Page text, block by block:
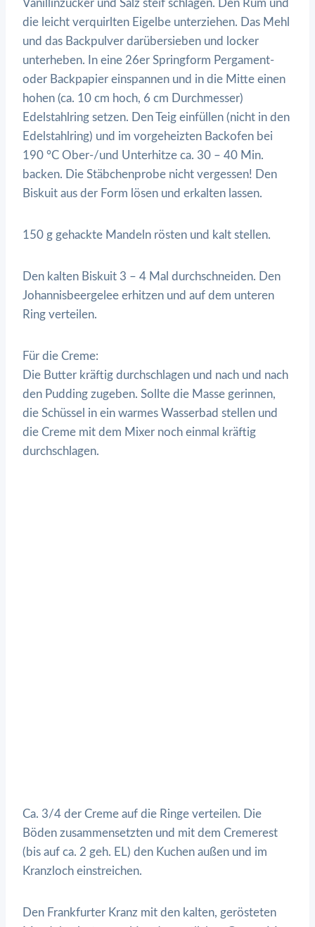
Vanillinzucker und Salz steif schlagen. Den Rum und
die leicht verquirlten Eigelbe unterziehen. Das Mehl
und das Backpulver darübersieben und locker
unterheben. In eine 26er Springform Pergament-
oder Backpapier einspannen und in die Mitte einen
hohen (ca. 10 cm hoch, 6 cm Durchmesser)
Edelstahlring setzen. Den Teig einfüllen (nicht in den
Edelstahlring) und im vorgeheizten Backofen bei
190 °C Ober-/und Unterhitze ca. 30 – 40 Min.
backen. Die Stäbchenprobe nicht vergessen! Den
Biskuit aus der Form lösen und erkalten lassen.
150 g gehackte Mandeln rösten und kalt stellen.
Den kalten Biskuit 3 – 4 Mal durchschneiden. Den
Johannisbeergelee erhitzen und auf dem unteren
Ring verteilen.
Für die Creme:
Die Butter kräftig durchschlagen und nach und nach
den Pudding zugeben. Sollte die Masse gerinnen,
die Schüssel in ein warmes Wasserbad stellen und
die Creme mit dem Mixer noch einmal kräftig
durchschlagen.
Ca. 3/4 der Creme auf die Ringe verteilen. Die
Böden zusammensetzten und mit dem Cremerest
(bis auf ca. 2 geh. EL) den Kuchen außen und im
Kranzloch einstreichen.
Den Frankfurter Kranz mit den kalten, gerösteten